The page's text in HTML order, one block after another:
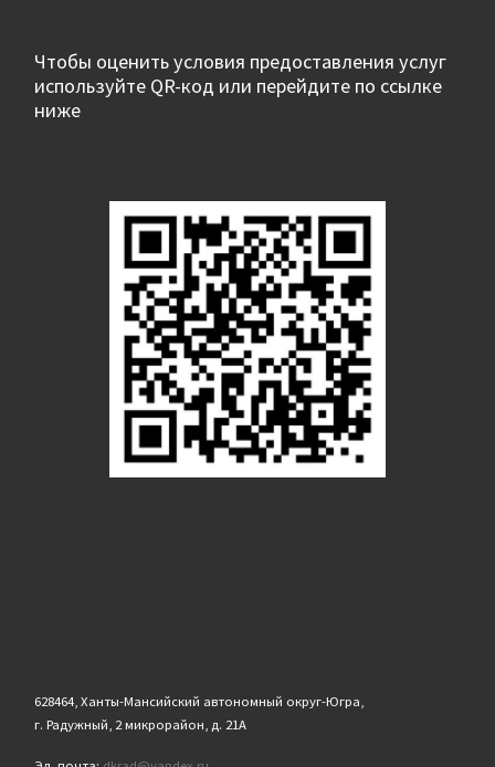
Чтобы оценить условия предоставления услуг
используйте QR-код или перейдите по ссылке
ниже
628464, Ханты-Мансийский автономный округ-Югра,
г. Радужный, 2 микрорайон, д. 21А